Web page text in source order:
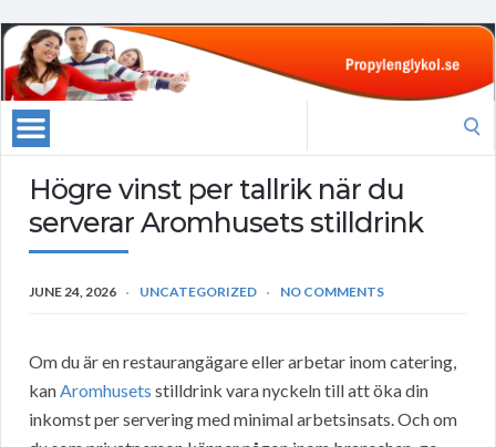
Högre vinst per tallrik när du
serverar Aromhusets stilldrink
JUNE 24, 2026 UNCATEGORIZED NO COMMENTS
Om du är en restaurangägare eller arbetar inom catering,
kanAromhusets stilldrink vara nyckeln till att öka din
inkomst per servering med minimal arbetsinsats. Och om